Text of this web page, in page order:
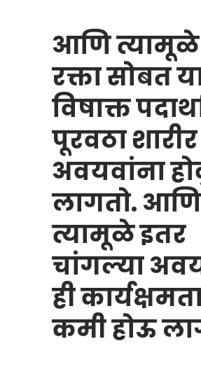
आणि त्यामूळे
रक्ता सोबत
विषाक्त
पूरवठा शारीर
अवयवांना
लागतो. आणि
त्यामूळे इतर
चांगल्या
ही
कमी होऊ